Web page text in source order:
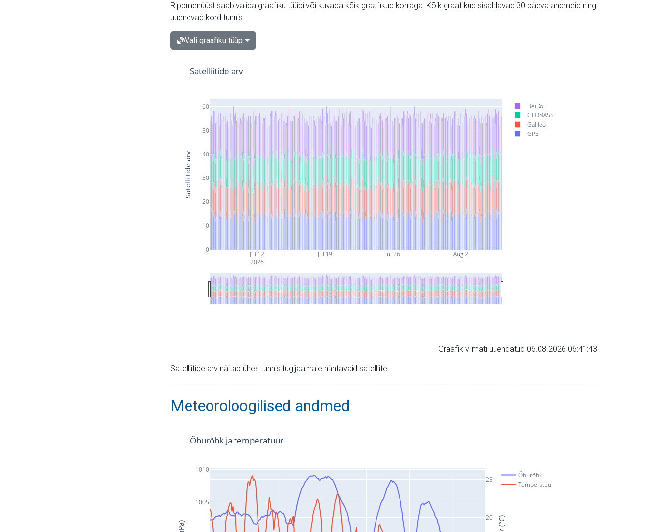
Rippmenüüst saab valida graafiku tüübi või kuvada kõik graafikud korraga. Kõik graafikud sisaldavad 30 päeva andmeid ning
uuenevad kord tunnis.
Vali graafiku tüüp
Jul 12
2026
Jul 19 Jul 26 Aug 2
0
10
20
30
40
50
60
BeiDou
GLONASS
Galileo
GPS
Satelliitide arv
Satelliitide arv
Graafik viimati uuendatud 06.08.2026 06:41:43
Satelliitide arv näitab ühes tunnis tugijaamale nähtavaid satelliite.
Meteoroloogilised andmed
1005
1010
20
25
Õhurõhk
Temperatuur
Õhurõhk ja temperatuur